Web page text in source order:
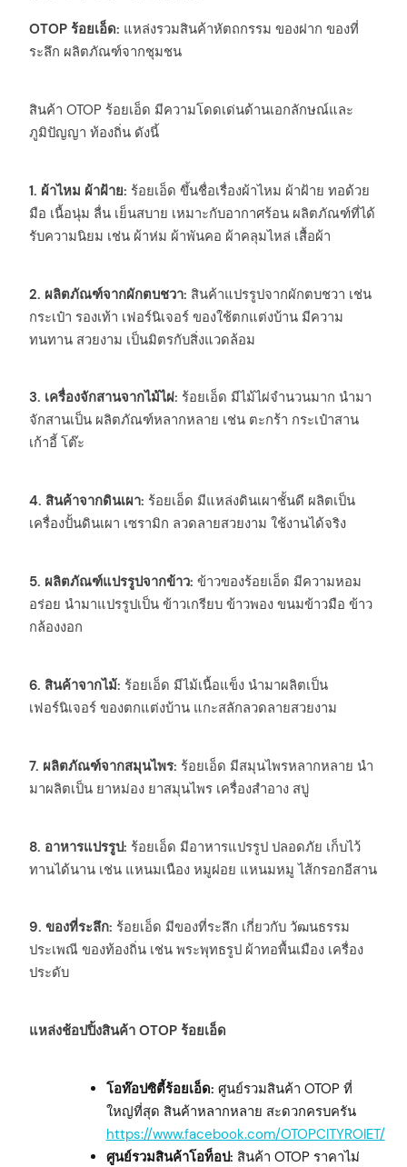
OTOP ร้อยเอ็ด: แหล่งรวมสินค้าหัตถกรรม ของฝาก ของที่
ระลึก ผลิตภัณฑ์จากชุมชน
สินค้า OTOP ร้อยเอ็ด มีความโดดเด่นด้านเอกลักษณ์และ
ภูมิปัญญา ท้องถิ่น ดังนี้
1. ผ้าไหม ผ้าฝ้าย: ร้อยเอ็ด ขึ้นชื่อเรื่องผ้าไหม ผ้าฝ้าย ทอด้วย
มือ เนื้อนุ่ม ลื่น เย็นสบาย เหมาะกับอากาศร้อน ผลิตภัณฑ์ที่ได้
รับความนิยม เช่น ผ้าห่ม ผ้าพันคอ ผ้าคลุมไหล่ เสื้อผ้า
2. ผลิตภัณฑ์จากผักตบชวา: สินค้าแปรรูปจากผักตบชวา เช่น
กระเป๋า รองเท้า เฟอร์นิเจอร์ ของใช้ตกแต่งบ้าน มีความ
ทนทาน สวยงาม เป็นมิตรกับสิ่งแวดล้อม
3. เครื่องจักสานจากไม้ไผ่: ร้อยเอ็ด มีไม้ไผ่จำนวนมาก นำมา
จักสานเป็น ผลิตภัณฑ์หลากหลาย เช่น ตะกร้า กระเป๋าสาน
เก้าอี้ โต๊ะ
4. สินค้าจากดินเผา: ร้อยเอ็ด มีแหล่งดินเผาชั้นดี ผลิตเป็น
เครื่องปั้นดินเผา เซรามิก ลวดลายสวยงาม ใช้งานได้จริง
5. ผลิตภัณฑ์แปรรูปจากข้าว: ข้าวของร้อยเอ็ด มีความหอม
อร่อย นำมาแปรรูปเป็น ข้าวเกรียบ ข้าวพอง ขนมข้าวมือ ข้าว
กล้องงอก
6. สินค้าจากไม้: ร้อยเอ็ด มีไม้เนื้อแข็ง นำมาผลิตเป็น
เฟอร์นิเจอร์ ของตกแต่งบ้าน แกะสลักลวดลายสวยงาม
7. ผลิตภัณฑ์จากสมุนไพร: ร้อยเอ็ด มีสมุนไพรหลากหลาย นำ
มาผลิตเป็น ยาหม่อง ยาสมุนไพร เครื่องสำอาง สบู่
8. อาหารแปรรูป: ร้อยเอ็ด มีอาหารแปรรูป ปลอดภัย เก็บไว้
ทานได้นาน เช่น แหนมเนือง หมูฝอย แหนมหมู ไส้กรอกอีสาน
9. ของที่ระลึก: ร้อยเอ็ด มีของที่ระลึก เกี่ยวกับ วัฒนธรรม
ประเพณี ของท้องถิ่น เช่น พระพุทธรูป ผ้าทอพื้นเมือง เครื่อง
ประดับ
แหล่งช้อปปิ้งสินค้า OTOP ร้อยเอ็ด
โอท๊อปซิตี้ร้อยเอ็ด: ศูนย์รวมสินค้า OTOP ที่
ใหญ่ที่สุด สินค้าหลากหลาย สะดวกครบครัน
https://www.facebook.com/OTOPCITYROIET/
ศูนย์รวมสินค้าโอท็อป: สินค้า OTOP ราคาไม่